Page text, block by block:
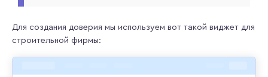
Для создания доверия мы используем вот такой виджет для
строительной фирмы: